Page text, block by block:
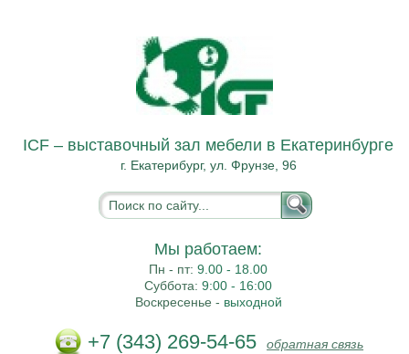
ICF – выставочный зал мебели в Екатеринбурге
г. Екатерибург, ул. Фрунзе, 96
Мы работаем:
Пн - пт:9.00 - 18.00
Суббота:9:00 - 16:00
Воскресенье - выходной
+7 (343) 269-54-65 обратная связь